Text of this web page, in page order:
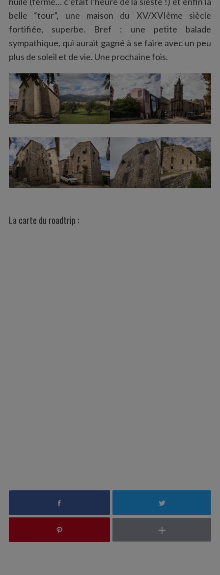
belle “tour”, une maison du XV/XVIème siècle
fortifiée, superbe. Bref : une petite balade
sympathique, qui aurait gagné à se faire avec un peu
plus de soleil et de vie. Une prochaine fois.
La carte du roadtrip :